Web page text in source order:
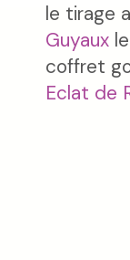
le tirage
Guyaux
coffret
Eclat de